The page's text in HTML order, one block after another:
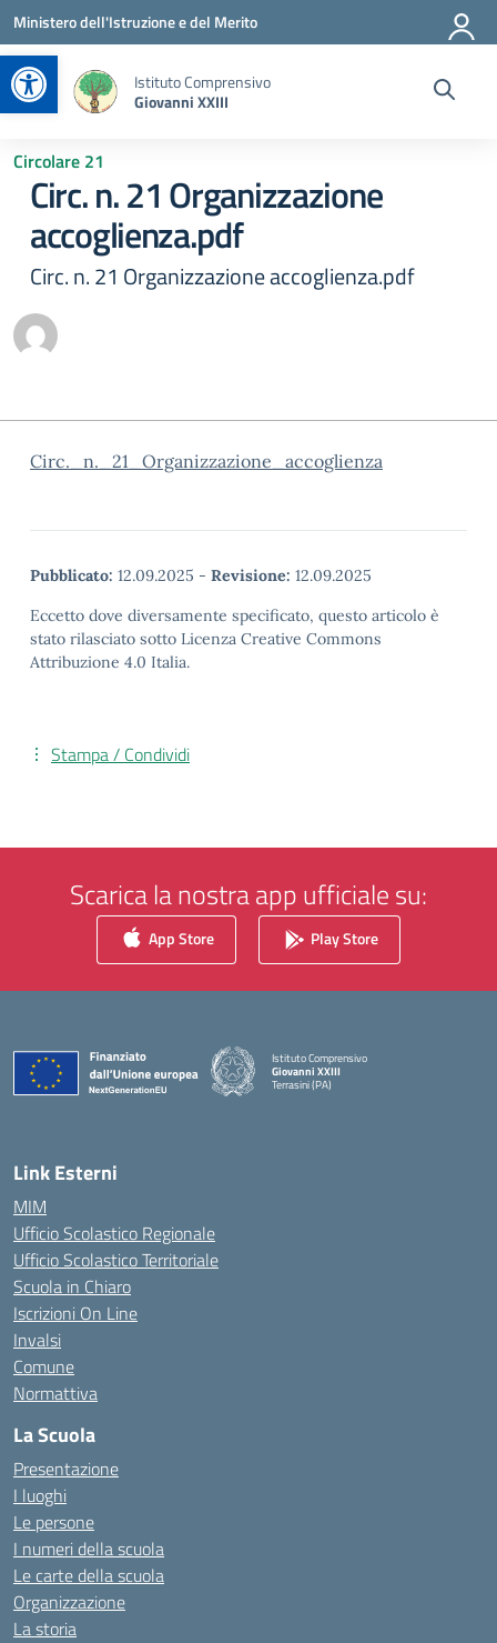
Apri la barra degli strumenti
Vai ai contenuti
Vai al menu di navigazione
Vai al footer
Ministero dell'Istruzione e del Merito
Istituto Comprensivo
Giovanni XXIII
Circolare 21
Circ. n. 21 Organizzazione
accoglienza.pdf
Circ. n. 21 Organizzazione accoglienza.pdf
Circ._n._21_Organizzazione_accoglienza
Pubblicato: 12.09.2025 - Revisione: 12.09.2025
Eccetto dove diversamente specificato, questo articolo è
stato rilasciato sotto Licenza Creative Commons
Attribuzione 4.0 Italia.
Stampa / Condividi
Scarica la nostra app ufficiale su:
App Store Play Store
Istituto Comprensivo
Giovanni XXIII
Terrasini (PA)
Link Esterni
MIM
Ufficio Scolastico Regionale
Ufficio Scolastico Territoriale
Scuola in Chiaro
Iscrizioni On Line
Invalsi
Comune
Normattiva
La Scuola
Presentazione
I luoghi
Le persone
I numeri della scuola
Le carte della scuola
Organizzazione
La storia